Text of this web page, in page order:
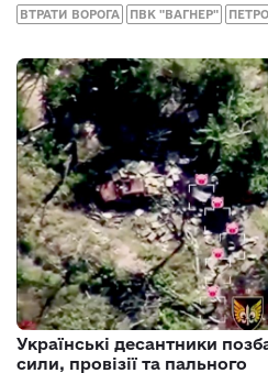
ВТРАТИ ВОРОГА ПВК "ВАГНЕР"
Українські десантники
сили, провізії та пального